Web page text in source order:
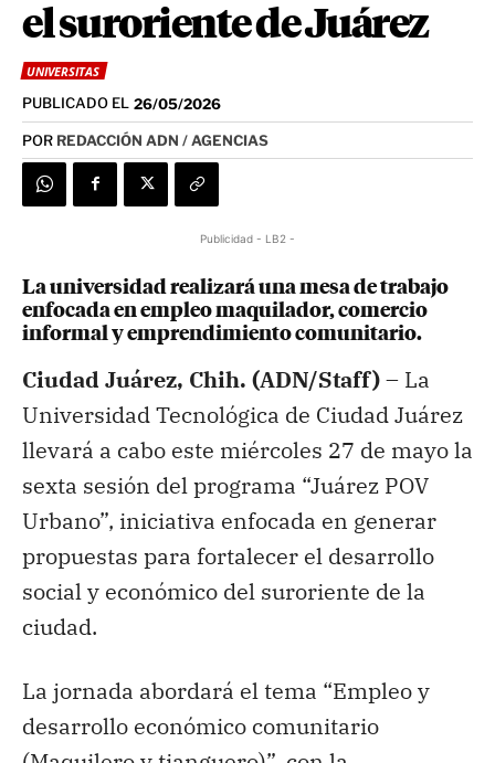
el suroriente de Juárez
UNIVERSITAS
PUBLICADO EL 26/05/2026
POR REDACCIÓN ADN / AGENCIAS
Publicidad - LB2 -
La universidad realizará una mesa de trabajo
enfocada en empleo maquilador, comercio
informal y emprendimiento comunitario.
Ciudad Juárez, Chih. (ADN/Staff) – La
Universidad Tecnológica de Ciudad Juárez
llevará a cabo este miércoles 27 de mayo la
sexta sesión del programa “Juárez POV
Urbano”, iniciativa enfocada en generar
propuestas para fortalecer el desarrollo
social y económico del suroriente de la
ciudad.
La jornada abordará el tema “Empleo y
desarrollo económico comunitario